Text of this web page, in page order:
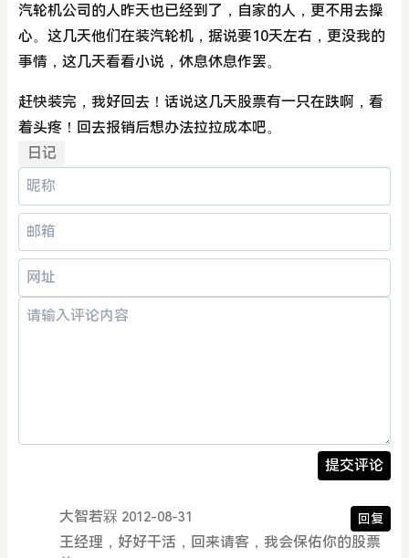
汽轮机公司的人昨天也已经到了，自家的人，更不用去操
心。这几天他们在装汽轮机，据说要10天左右，更没我的
事情，这几天看看小说，休息休息作罢。
赶快装完，我好回去！话说这几天股票有一只在跌啊，看
着头疼！回去报销后想办法拉拉成本吧。
日记
提交评论
大智若槑 2012-08-31 回复
王经理，好好干活，回来请客，我会保佑你的股票